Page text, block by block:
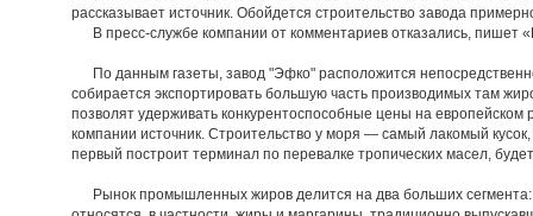
рассказывает источник. Обойдется строительство завода
В пресс-службе компании от комментариев отказались, пишет
По данным газеты, завод "Эфко" расположится
собирается экспортировать большую часть производимых там
позволят удерживать конкурентоспособные цены на
компании источник. Строительство у моря — самый лакомый кусок,
первый построит терминал по перевалке тропических масел,
Рынок промышленных жиров делится на два больших